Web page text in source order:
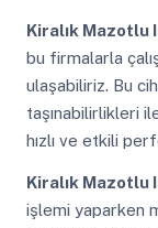
Kiralık Mazotlu
bu firmalarla
ulaşabiliriz. Bu
taşınabilirlikleri
hızlı ve etkili
Kiralık Mazotlu
işlemi yaparken